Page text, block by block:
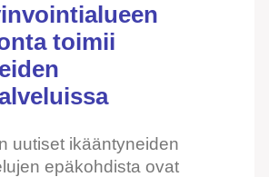
toimii
uutiset ikääntyneiden
epäkohdista ovat